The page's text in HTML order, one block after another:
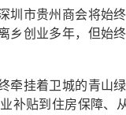
市贵州商会将始
乡创业多年，但始终
挂着卫城的青山
业补贴到住房保障